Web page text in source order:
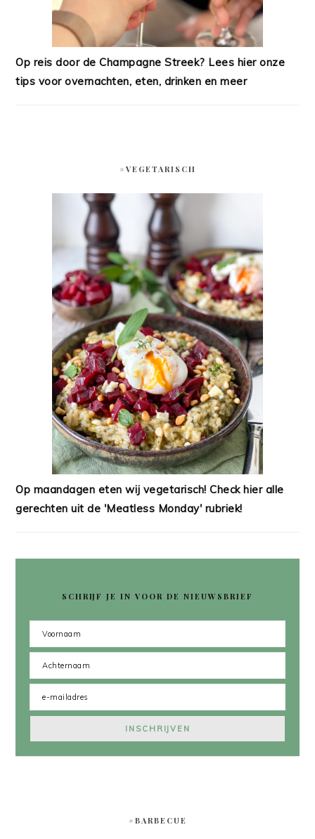
Op reis door de Champagne Streek? Lees hier onze
tips voor overnachten, eten, drinken en meer
#VEGETARISCH
Op maandagen eten wij vegetarisch! Check hier alle
gerechten uit de 'Meatless Monday' rubriek!
SCHRIJF JE IN VOOR DE NIEUWSBRIEF
#BARBECUE